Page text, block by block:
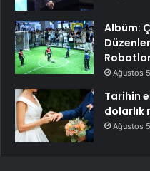
Albüm:
Ağustos
Tarihin
dolarlık
Ağustos